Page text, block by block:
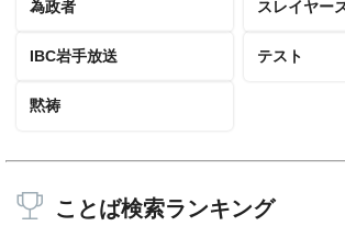
為政者 スレイヤー
IBC岩手放送 テスト
黙祷
ことば検索ランキング